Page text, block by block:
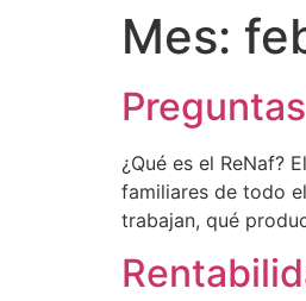
Mes:
¿Qué es el ReNaf?
familiares de todo
trabajan, qué